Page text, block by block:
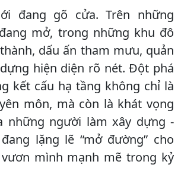
đang gõ cửa. Trên những
mở, trong những khu đô
dấu ấn tham mưu, quản
hiện diện rõ nét. Đột phá
kết cấu hạ tầng không chỉ là
môn, mà còn là khát vọng
những người làm xây dựng -
lặng lẽ “mở đường” cho
vươn mình mạnh mẽ trong kỷ